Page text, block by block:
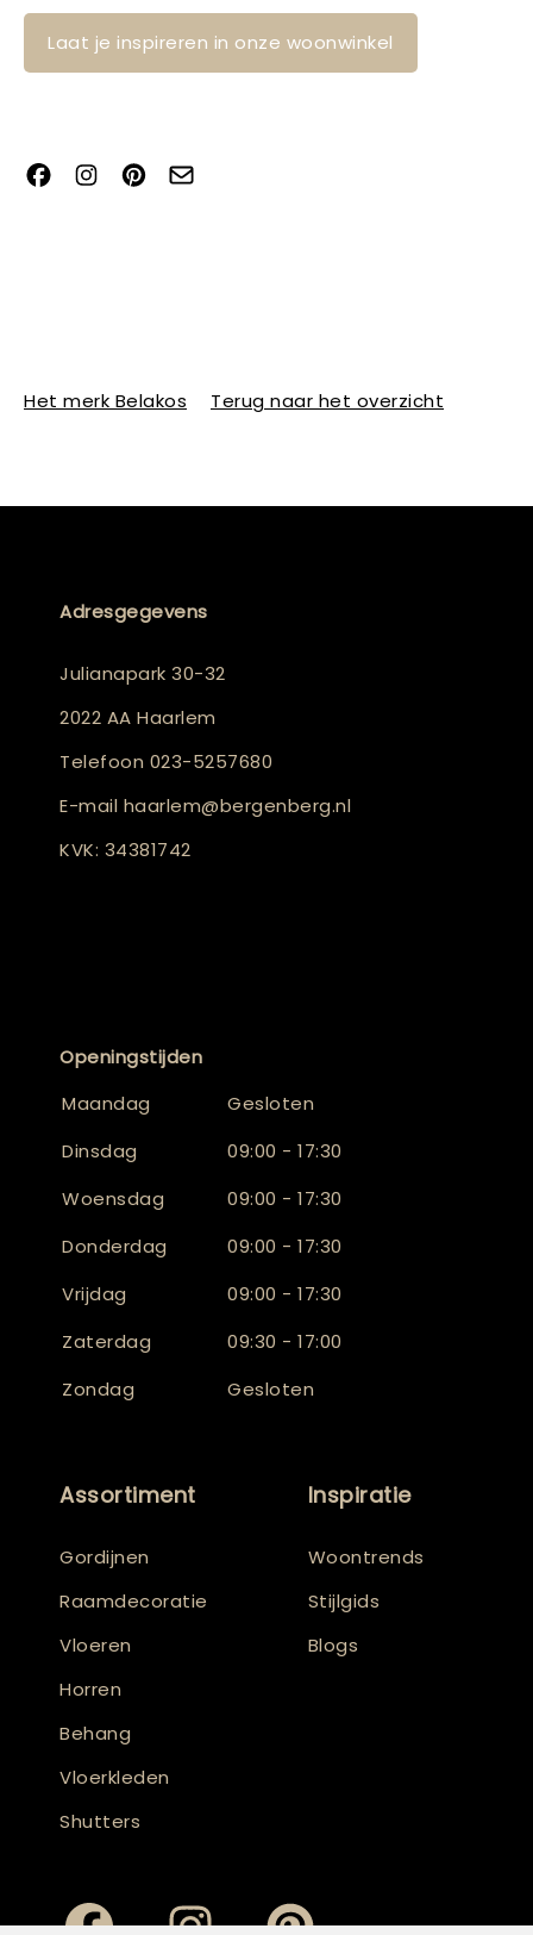
Laat je inspireren in onze woonwinkel
Het merk Belakos Terug naar het overzicht
Adresgegevens
Julianapark 30-32
2022 AA Haarlem
Telefoon 023-5257680
E-mail haarlem@bergenberg.nl
KVK: 34381742
Openingstijden
Maandag
Gesloten
Dinsdag
09:00 - 17:30
Woensdag
09:00 - 17:30
Donderdag
09:00 - 17:30
Vrijdag
09:00 - 17:30
Zaterdag
09:30 - 17:00
Zondag
Gesloten
Assortiment
Gordijnen
Raamdecoratie
Vloeren
Horren
Behang
Vloerkleden
Shutters
Inspiratie
Woontrends
Stijlgids
Blogs